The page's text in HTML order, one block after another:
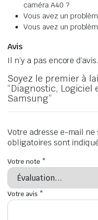
caméra A40 ?
Vous avez un
Vous avez un
Avis
Il n’y a pas encore d’avis.
Soyez le premier à
“Diagnostic, Logiciel
Samsung”
Votre adresse e-mail
obligatoires sont
Votre note *
Votre avis *